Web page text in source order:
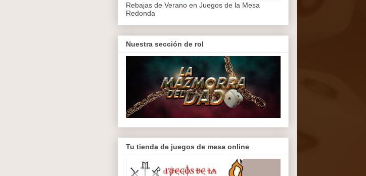
Rebajas de Verano en Juegos de la Mesa
Redonda
Nuestra sección de rol
Tu tienda de juegos de mesa online